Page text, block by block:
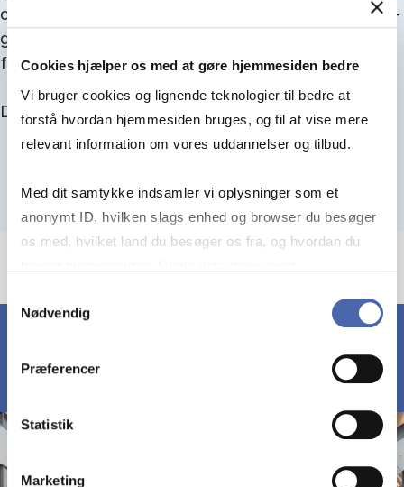
Cookies hjælper os med at gøre hjemmesiden bedre
Vi bruger cookies og lignende teknologier til bedre at
forstå hvordan hjemmesiden bruges, og til at vise mere
relevant information om vores uddannelser og tilbud.
Med dit samtykke indsamler vi oplysninger som et
anonymt ID, hvilken slags enhed og browser du besøger
os med, hvilket land du besøger os fra, og hvordan du
markedsføring. Du bestemmer selv - og kan altid trække
Nødvendig
Præferencer
Statistik
Marketing
ces­sen, og for­tæl­ler om kvo­te 1 og 2, sprog- og ad­
gangs­krav, og hvordan du forbedrer dine chancer
for at blive optaget.
Du kan finde alle events her i slutningen af august.